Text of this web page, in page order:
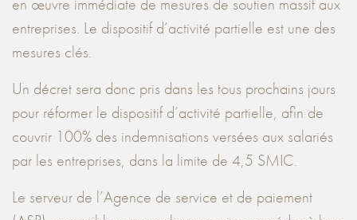
entreprises. Le dispositif d’activité partielle est une des
mesures clés.
Un décret sera donc pris dans les tous prochains jours
pour réformer le dispositif d’activité partielle, afin de
couvrir 100% des indemnisations versées aux salariés
par les entreprises, dans la limite de 4,5 SMIC.
Le serveur de l’Agence de service et de paiement